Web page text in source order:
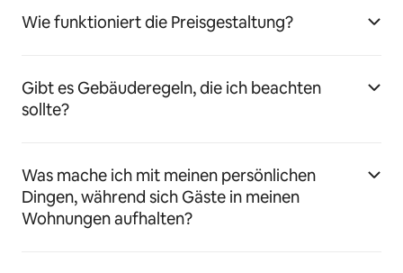
Wie funktioniert die Preisgestaltung?
Gibt es Gebäuderegeln, die ich beachten
sollte?
Was mache ich mit meinen persönlichen
Dingen, während sich Gäste in meinen
Wohnungen aufhalten?